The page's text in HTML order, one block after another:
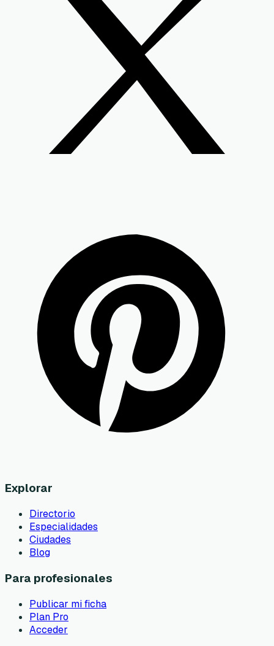
Explorar
Directorio
Especialidades
Ciudades
Blog
Para profesionales
Publicar mi ficha
Plan Pro
Acceder